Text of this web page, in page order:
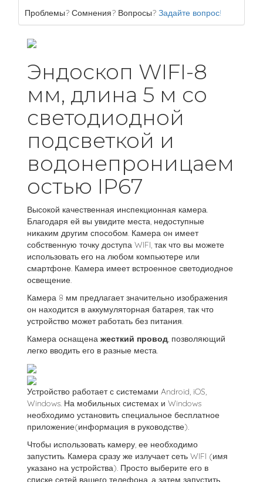
Проблемы? Сомнения? Вопросы? Задайте вопрос!
Эндоскоп WIFI-8
мм, длина 5 м со
светодиодной
подсветкой и
водонепроницаем
остью IP67
Высокой качественная инспекционная камера.
Благодаря ей вы увидите места, недоступные
никаким другим способом. Камера он имеет
собственную точку доступа WIFI, так что вы можете
использовать его на любом компьютере или
смартфоне. Камера имеет встроенное светодиодное
освещение.
Камера 8 мм предлагает значительно изображения
он находится в аккумуляторная батарея, так что
устройство может работать без питания.
Камера оснащена жесткий провод, позволяющий
легко вводить его в разные места.
Устройство работает с системами Android, iOS,
Windows. На мобильных системах и Windows
необходимо установить специальное бесплатное
приложение(информация в руководстве).
Чтобы использовать камеру, ее необходимо
запустить. Камера сразу же излучает сеть WIFI (имя
указано на устройства). Просто выберите его в
списке сетей вашего телефона, а затем запустить